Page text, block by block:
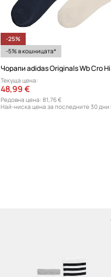
-25%
-5% в кошницата*
Текуща цена:
48,99 €
Редовна цена: 81,76 €
Най-ниска цена за последните 30 дни: